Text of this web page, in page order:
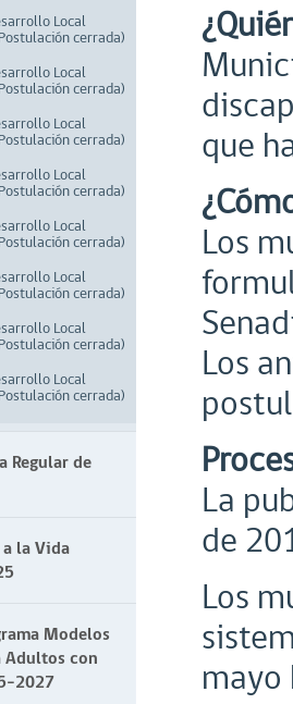
Local
cerrada)
Local
cerrada)
Local
cerrada)
Local
cerrada)
Local
cerrada)
Local
cerrada)
Local
cerrada)
Local
cerrada)
Regular de
la Vida
Modelos
Adultos con
2027
que
Los
Los
La
de
Los
mayo